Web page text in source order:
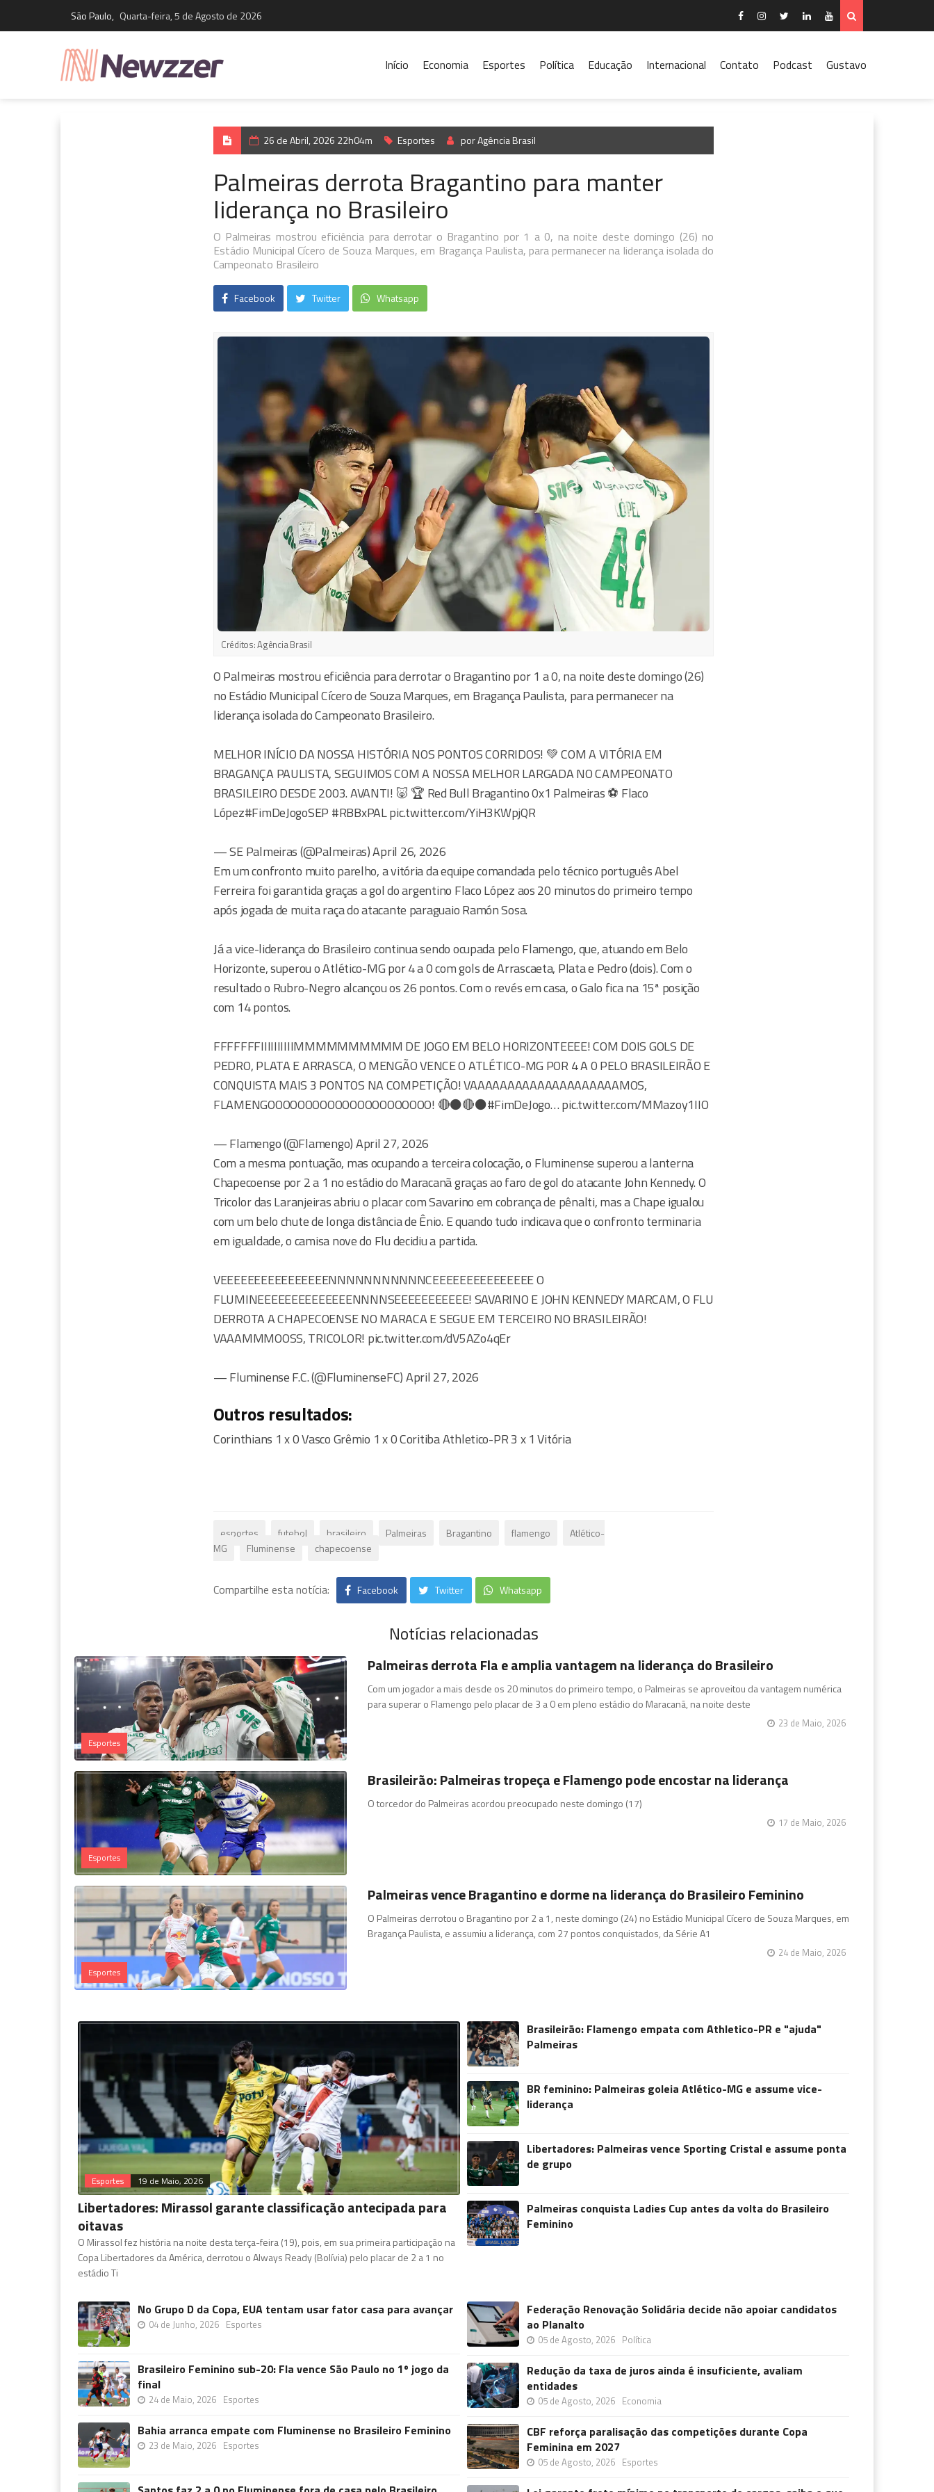
São Paulo, Quarta-feira, 5 de Agosto de 2026
Início Economia Esportes Política Educação Internacional Contato Podcast Gustavo
26 de Abril, 2026 22h04m Esportes por Agência Brasil
Palmeiras derrota Bragantino para manter
liderança no Brasileiro
O Palmeiras mostrou eficiência para derrotar o Bragantino por 1 a 0, na noite deste domingo (26) no
Estádio Municipal Cícero de Souza Marques, em Bragança Paulista, para permanecer na liderança isolada do
Campeonato Brasileiro
Facebook Twitter Whatsapp
Créditos:Agência Brasil
O Palmeiras mostrou eficiência para derrotar o Bragantino por 1 a 0, na noite deste domingo (26)
no Estádio Municipal Cícero de Souza Marques, em Bragança Paulista, para permanecer na
liderança isolada do Campeonato Brasileiro.
MELHOR INÍCIO DA NOSSA HISTÓRIA NOS PONTOS CORRIDOS! 💚 COM A VITÓRIA EM
BRAGANÇA PAULISTA, SEGUIMOS COM A NOSSA MELHOR LARGADA NO CAMPEONATO
BRASILEIRO DESDE 2003. AVANTI! 🐷 🏆 Red Bull Bragantino 0x1 Palmeiras ⚽ Flaco
López#FimDeJogoSEP #RBBxPAL pic.twitter.com/YiH3KWpjQR
— SE Palmeiras (@Palmeiras) April 26, 2026
Em um confronto muito parelho, a vitória da equipe comandada pelo técnico português Abel
Ferreira foi garantida graças a gol do argentino Flaco López aos 20 minutos do primeiro tempo
após jogada de muita raça do atacante paraguaio Ramón Sosa.
Já a vice-liderança do Brasileiro continua sendo ocupada pelo Flamengo, que, atuando em Belo
Horizonte, superou o Atlético-MG por 4 a 0 com gols de Arrascaeta, Plata e Pedro (dois). Com o
resultado o Rubro-Negro alcançou os 26 pontos. Com o revés em casa, o Galo fica na 15ª posição
com 14 pontos.
FFFFFFFIIIIIIIIIIMMMMMMMMMM DE JOGO EM BELO HORIZONTEEEE! COM DOIS GOLS DE
PEDRO, PLATA E ARRASCA, O MENGÃO VENCE O ATLÉTICO-MG POR 4 A 0 PELO BRASILEIRÃO E
CONQUISTA MAIS 3 PONTOS NA COMPETIÇÃO! VAAAAAAAAAAAAAAAAAAAAMOS,
FLAMENGOOOOOOOOOOOOOOOOOOOOOO! 🔴⚫🔴⚫#FimDeJogo… pic.twitter.com/MMazoy1IIO
— Flamengo (@Flamengo) April 27, 2026
Com a mesma pontuação, mas ocupando a terceira colocação, o Fluminense superou a lanterna
Chapecoense por 2 a 1 no estádio do Maracanã graças ao faro de gol do atacante John Kennedy. O
Tricolor das Laranjeiras abriu o placar com Savarino em cobrança de pênalti, mas a Chape igualou
com um belo chute de longa distância de Ênio. E quando tudo indicava que o confronto terminaria
em igualdade, o camisa nove do Flu decidiu a partida.
VEEEEEEEEEEEEEEEENNNNNNNNNNNCEEEEEEEEEEEEEEE O
FLUMINEEEEEEEEEEEEEENNNNSEEEEEEEEEEE! SAVARINO E JOHN KENNEDY MARCAM, O FLU
DERROTA A CHAPECOENSE NO MARACA E SEGUE EM TERCEIRO NO BRASILEIRÃO!
VAAAMMMOOSS, TRICOLOR! pic.twitter.com/dV5AZo4qEr
— Fluminense F.C. (@FluminenseFC) April 27, 2026
Outros resultados:
Corinthians 1 x 0 Vasco Grêmio 1 x 0 Coritiba Athletico-PR 3 x 1 Vitória
esportes futebol brasileiro Palmeiras Bragantino flamengo
Atlético-
MG
Fluminense chapecoense
Compartilhe esta notícia: Facebook Twitter Whatsapp
Notícias relacionadas
Esportes
Palmeiras derrota Fla e amplia vantagem na liderança do Brasileiro
Com um jogador a mais desde os 20 minutos do primeiro tempo, o Palmeiras se aproveitou da vantagem numérica
para superar o Flamengo pelo placar de 3 a 0 em pleno estádio do Maracanã, na noite deste
23 de Maio, 2026
Esportes
Brasileirão: Palmeiras tropeça e Flamengo pode encostar na liderança
O torcedor do Palmeiras acordou preocupado neste domingo (17)
17 de Maio, 2026
Esportes
Palmeiras vence Bragantino e dorme na liderança do Brasileiro Feminino
O Palmeiras derrotou o Bragantino por 2 a 1, neste domingo (24) no Estádio Municipal Cícero de Souza Marques, em
Bragança Paulista, e assumiu a liderança, com 27 pontos conquistados, da Série A1
24 de Maio, 2026
Esportes 19 de Maio, 2026
Libertadores: Mirassol garante classificação antecipada para
oitavas
O Mirassol fez história na noite desta terça-feira (19), pois, em sua primeira participação na
Copa Libertadores da América, derrotou o Always Ready (Bolívia) pelo placar de 2 a 1 no
estádio Ti
Brasileirão: Flamengo empata com Athletico-PR e "ajuda"
Palmeiras
BR feminino: Palmeiras goleia Atlético-MG e assume vice-
liderança
Libertadores: Palmeiras vence Sporting Cristal e assume ponta
de grupo
Palmeiras conquista Ladies Cup antes da volta do Brasileiro
Feminino
No Grupo D da Copa, EUA tentam usar fator casa para avançar
04 de Junho, 2026 Esportes
Brasileiro Feminino sub-20: Fla vence São Paulo no 1º jogo da
final
24 de Maio, 2026 Esportes
Bahia arranca empate com Fluminense no Brasileiro Feminino
23 de Maio, 2026 Esportes
Federação Renovação Solidária decide não apoiar candidatos
ao Planalto
05 de Agosto, 2026 Política
Redução da taxa de juros ainda é insuficiente, avaliam
entidades
05 de Agosto, 2026 Economia
CBF reforça paralisação das competições durante Copa
Feminina em 2027
05 de Agosto, 2026 Esportes